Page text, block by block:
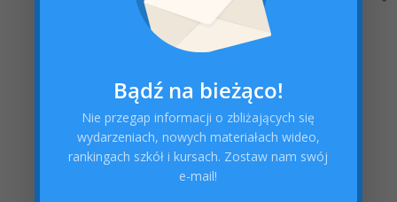
Bądź na bieżąco!
Nie przegap informacji o zbliżających się
wydarzeniach, nowych materiałach wideo,
rankingach szkół i kursach. Zostaw nam swój
e-mail!